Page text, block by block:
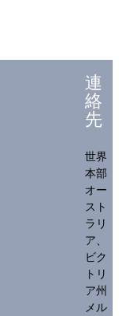
連
絡
先
世界
本部
オー
スト
ラリ
ア、
ビク
トリ
ア州
メル